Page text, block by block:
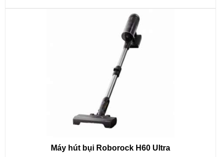
Máy hút bụi Roborock H60 Ultra